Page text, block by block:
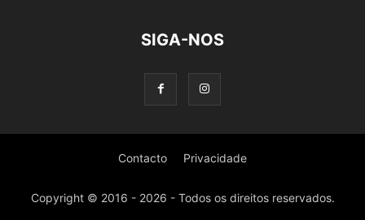
SIGA-NOS
Contacto Privacidade
Copyright © 2016 - 2026 - Todos os direitos reservados.